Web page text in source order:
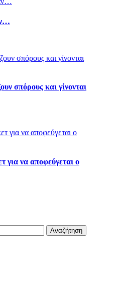
σπόρους και γίνονται
για να αποφεύγεται ο